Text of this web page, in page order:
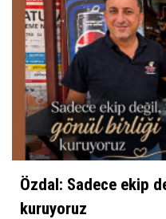
Özdal: Sadece ekip
kuruyoruz